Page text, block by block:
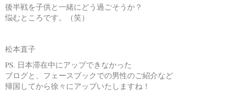
後半戦を子供と一緒にどう過ごそうか？
悩むところです。（笑）
松本直子
PS. 日本滞在中にアップできなかった
ブログと、フェースブックでの男性のご紹介など
帰国してから徐々にアップいたしますね！